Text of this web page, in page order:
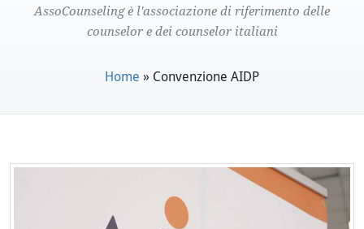
AssoCounseling è l'associazione di riferimento delle
counselor e dei counselor italiani
Home » Convenzione AIDP